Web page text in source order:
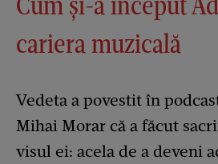
cariera muzicală
Vedeta a povestit în
Mihai Morar că a făcut
visul ei: acela de a deveni